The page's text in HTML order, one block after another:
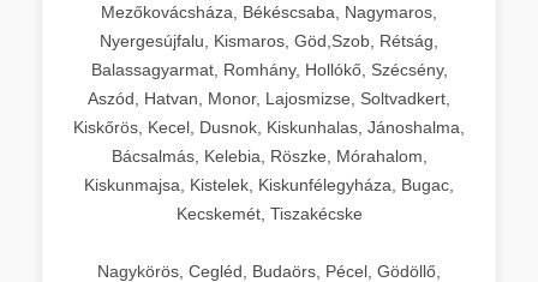
Mezőkovácsháza, Békéscsaba, Nagymaros,
Nyergesújfalu, Kismaros, Göd,Szob, Rétság,
Balassagyarmat, Romhány, Hollókő, Szécsény,
Aszód, Hatvan, Monor, Lajosmizse, Soltvadkert,
Kiskőrös, Kecel, Dusnok, Kiskunhalas, Jánoshalma,
Bácsalmás, Kelebia, Röszke, Mórahalom,
Kiskunmajsa, Kistelek, Kiskunfélegyháza, Bugac,
Kecskemét, Tiszakécske
Nagykörös, Cegléd, Budaörs, Pécel, Gödöllő,